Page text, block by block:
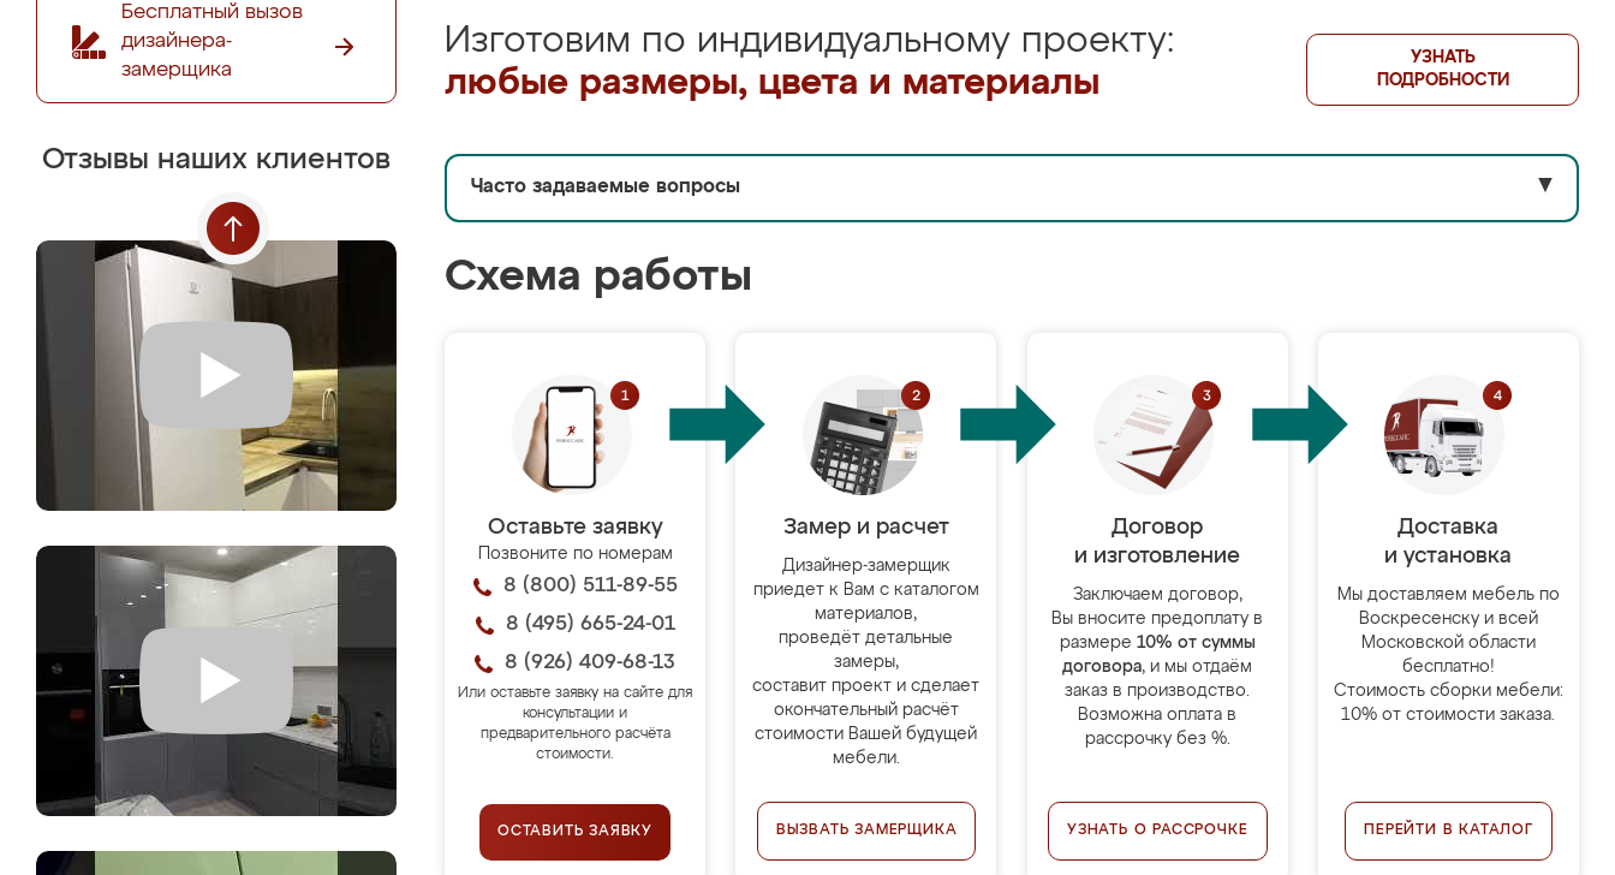
Бесплатный вызов
дизайнера-
замерщика
Отзывы наших клиентов
Изготовим по индивидуальному проекту:
любые размеры, цвета и материалы
УЗНАТЬ
ПОДРОБНОСТИ
Часто задаваемые вопросы ▼
Схема работы
Оставьте заявку
Позвоните по номерам
8 (800) 511-89-55
8 (495) 665-24-01
8 (926) 409-68-13
Или оставьте заявку на сайте для
консультации и
предварительного расчёта
стоимости.
ОСТАВИТЬ ЗАЯВКУ
Замер и расчет
Дизайнер-замерщик
приедет к Вам с каталогом
материалов,
проведёт детальные
замеры,
составит проект и сделает
окончательный расчёт
стоимости Вашей будущей
мебели.
ВЫЗВАТЬ ЗАМЕРЩИКА
Договор
и изготовление
Заключаем договор,
Вы вносите предоплату в
размере 10% от суммы
договора, и мы отдаём
заказ в производство.
Возможна оплата в
рассрочку без %.
УЗНАТЬ О РАССРОЧКЕ
Доставка
и установка
Мы доставляем мебель по
Воскресенску и всей
Московской области
бесплатно!
Стоимость сборки мебели:
10% от стоимости заказа.
ПЕРЕЙТИ В КАТАЛОГ